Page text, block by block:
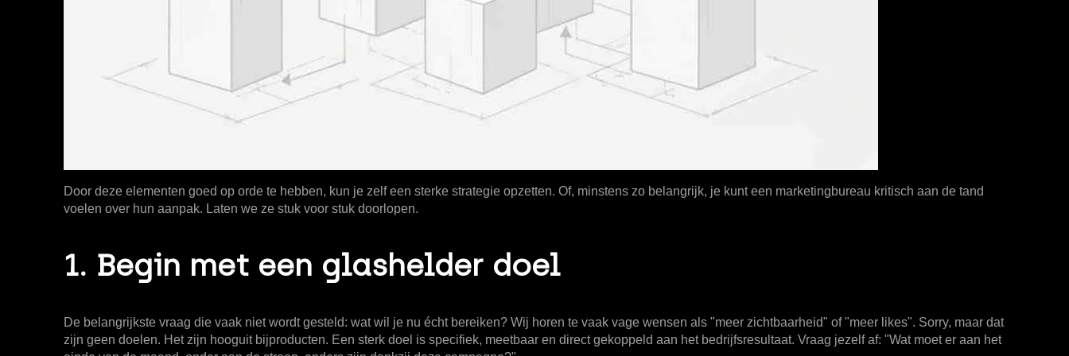
Door deze elementen goed op orde te hebben, kun je zelf een sterke strategie opzetten. Of, minstens zo belangrijk, je kunt een marketingbureau kritisch aan de tand
voelen over hun aanpak. Laten we ze stuk voor stuk doorlopen.
1. Begin met een glashelder doel
De belangrijkste vraag die vaak niet wordt gesteld: wat wil je nu écht bereiken? Wij horen te vaak vage wensen als "meer zichtbaarheid" of "meer likes". Sorry, maar dat
zijn geen doelen. Het zijn hooguit bijproducten. Een sterk doel is specifiek, meetbaar en direct gekoppeld aan het bedrijfsresultaat. Vraag jezelf af: "Wat moet er aan het